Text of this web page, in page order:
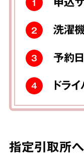
1
2 洗濯
3 予約
4 ドラ
指定引取所